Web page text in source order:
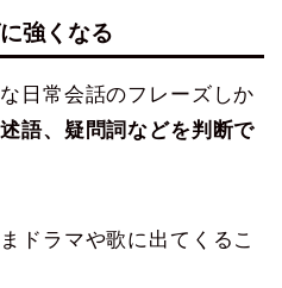
強くなる
日常会話のフレーズしか
語、疑問詞などを判断で
ドラマや歌に出てくるこ